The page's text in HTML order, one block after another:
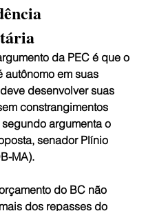
da PEC é que o
autônomo em suas
desenvolver suas
constrangimentos
argumenta o
senador Plínio
MA).
do BC não
dos repasses do